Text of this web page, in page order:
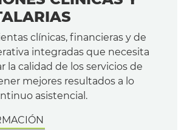
clínicas, financieras y de
integradas que necesita
la calidad de los servicios de
mejores resultados a lo
asistencial.